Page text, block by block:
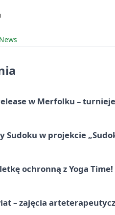
w Merfolku – turnieje
Sudoku w projekcie
ochronną z Yoga
– zajęcia